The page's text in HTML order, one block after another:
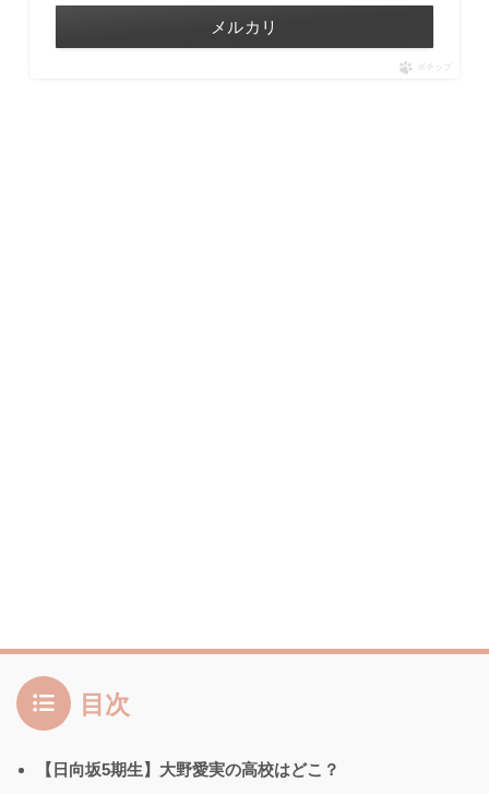
メルカリ
ポチップ
目次
【日向坂5期生】大野愛実の高校はどこ？